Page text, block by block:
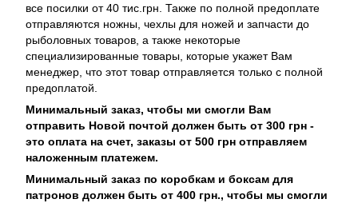
все посилки от 40 тис.грн. Также по полной предоплате
отправляются ножны, чехлы для ножей и запчасти до
рыболовных товаров, а также некоторые
специализированные товары, которые укажет Вам
менеджер, что этот товар отправляется только с полной
предоплатой.
Минимальный заказ, чтобы ми смогли Вам
отправить Новой почтой должен быть от 300 грн -
это оплата на счет, заказы от 500 грн отправляем
наложенным платежем.
Минимальный заказ по коробкам и боксам для
патронов должен быть от 400 грн., чтобы мы смогли